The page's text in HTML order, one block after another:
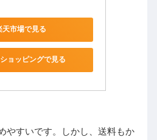
天市場で見る
ョッピングで見る
やすいです。しかし、送料もか